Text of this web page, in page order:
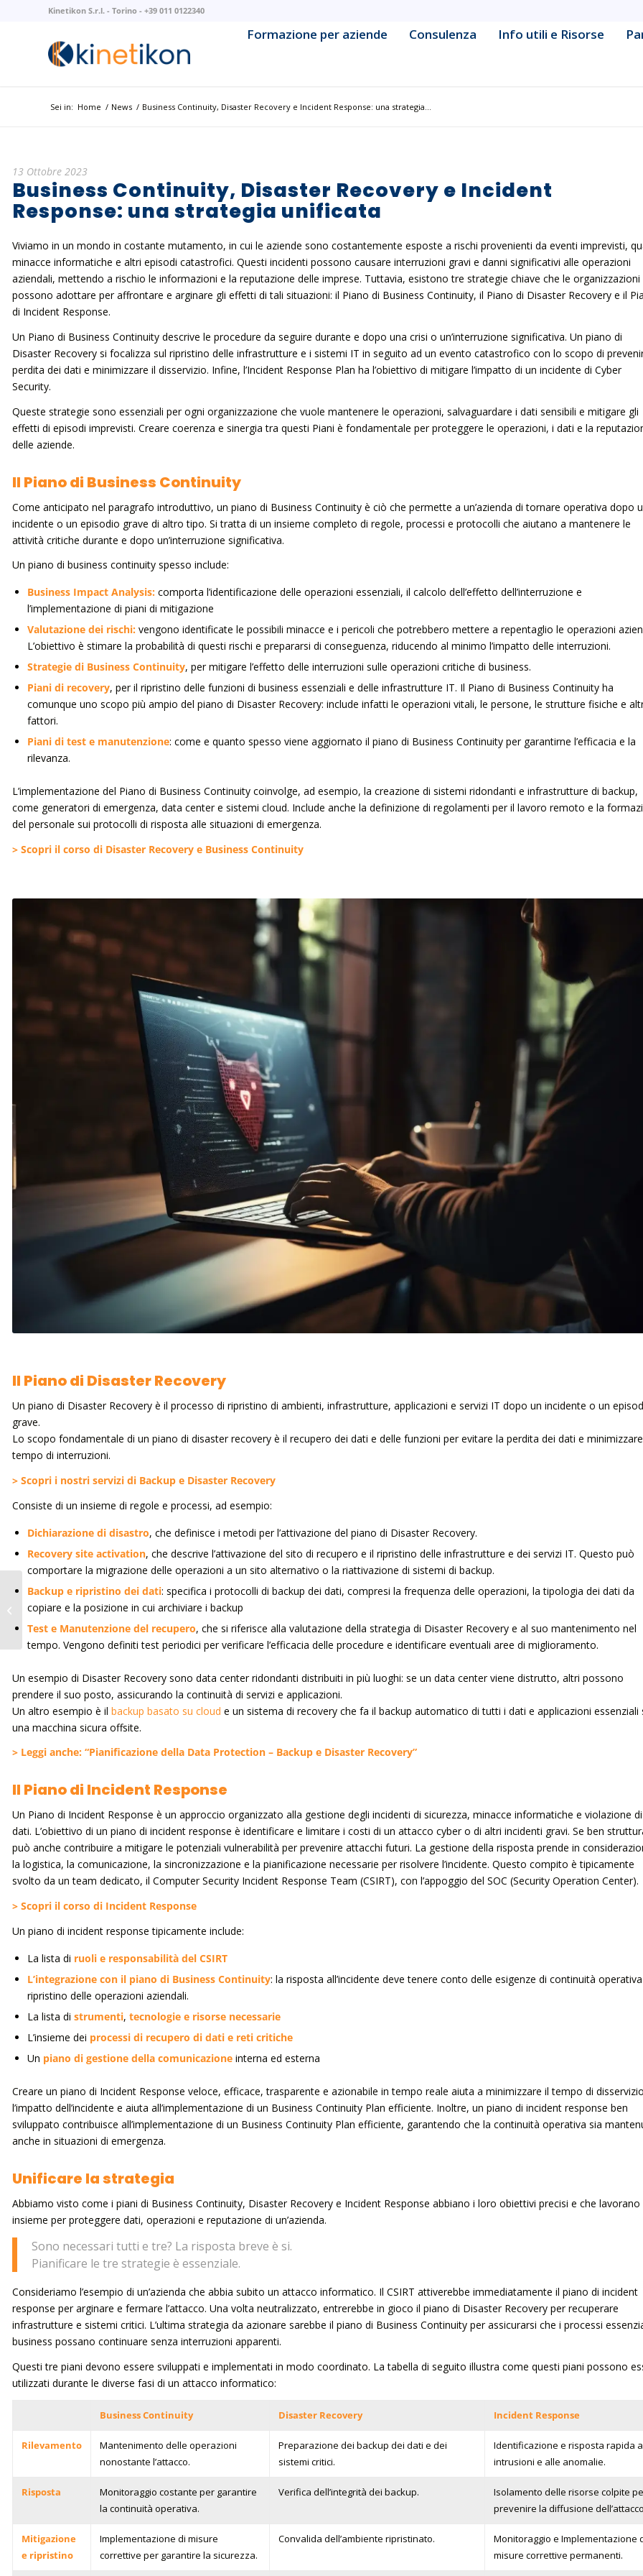
Kinetikon S.r.l. - Torino - +39 011 0122340
Formazione per aziende
AI Literacy & Strategy
Cloud Native & Container Management
Cybersecurity Fundamentals
Digital Marketing
Governance & Compliance
Consulenza Info utili e Risorse
Sei in: Home / News / Business Continuity, Disaster Recovery e Incident Response: una strategia...
13 Ottobre 2023
Business Continuity, Disaster Recovery e Incident
Response: una strategia unificata
Viviamo in un mondo in costante mutamento, in cui le aziende sono costantemente esposte a rischi provenienti da eventi imprevisti,
minacce informatiche e altri episodi catastrofici. Questi incidenti possono causare interruzioni gravi e danni significativi alle operazioni
aziendali, mettendo a rischio le informazioni e la reputazione delle imprese. Tuttavia, esistono tre strategie chiave che le organizzazioni
possono adottare per affrontare e arginare gli effetti di tali situazioni: il Piano di Business Continuity, il Piano di Disaster Recovery e il
di Incident Response.
Un Piano di Business Continuity descrive le procedure da seguire durante e dopo una crisi o un’interruzione significativa. Un piano di
Disaster Recovery si focalizza sul ripristino delle infrastrutture e i sistemi IT in seguito ad un evento catastrofico con lo scopo di
perdita dei dati e minimizzare il disservizio. Infine, l’Incident Response Plan ha l’obiettivo di mitigare l’impatto di un incidente di Cyber
Security.
Queste strategie sono essenziali per ogni organizzazione che vuole mantenere le operazioni, salvaguardare i dati sensibili e mitigare gli
effetti di episodi imprevisti. Creare coerenza e sinergia tra questi Piani è fondamentale per proteggere le operazioni, i dati e la
delle aziende.
Il Piano di Business Continuity
Come anticipato nel paragrafo introduttivo, un piano di Business Continuity è ciò che permette a un’azienda di tornare operativa dopo
incidente o un episodio grave di altro tipo. Si tratta di un insieme completo di regole, processi e protocolli che aiutano a mantenere le
attività critiche durante e dopo un’interruzione significativa.
Un piano di business continuity spesso include:
Business Impact Analysis: comporta l’identificazione delle operazioni essenziali, il calcolo dell’effetto dell’interruzione e
l’implementazione di piani di mitigazione
Valutazione dei rischi: vengono identificate le possibili minacce e i pericoli che potrebbero mettere a repentaglio le operazioni
L’obiettivo è stimare la probabilità di questi rischi e prepararsi di conseguenza, riducendo al minimo l’impatto delle interruzioni.
Strategie di Business Continuity, per mitigare l’effetto delle interruzioni sulle operazioni critiche di business.
Piani di recovery, per il ripristino delle funzioni di business essenziali e delle infrastrutture IT. Il Piano di Business Continuity ha
comunque uno scopo più ampio del piano di Disaster Recovery: include infatti le operazioni vitali, le persone, le strutture fisiche e
fattori.
Piani di test e manutenzione: come e quanto spesso viene aggiornato il piano di Business Continuity per garantirne l’efficacia e la
rilevanza.
L’implementazione del Piano di Business Continuity coinvolge, ad esempio, la creazione di sistemi ridondanti e infrastrutture di backup,
come generatori di emergenza, data center e sistemi cloud. Include anche la definizione di regolamenti per il lavoro remoto e la
del personale sui protocolli di risposta alle situazioni di emergenza.
> Scopri il corso di Disaster Recovery e Business Continuity
Il Piano di Disaster Recovery
Un piano di Disaster Recovery è il processo di ripristino di ambienti, infrastrutture, applicazioni e servizi IT dopo un incidente o un
grave.
Lo scopo fondamentale di un piano di disaster recovery è il recupero dei dati e delle funzioni per evitare la perdita dei dati e
tempo di interruzioni.
> Scopri i nostri servizi di Backup e Disaster Recovery
Consiste di un insieme di regole e processi, ad esempio:
Dichiarazione di disastro, che definisce i metodi per l’attivazione del piano di Disaster Recovery.
Recovery site activation, che descrive l’attivazione del sito di recupero e il ripristino delle infrastrutture e dei servizi IT. Questo può
comportare la migrazione delle operazioni a un sito alternativo o la riattivazione di sistemi di backup.
Backup e ripristino dei dati: specifica i protocolli di backup dei dati, compresi la frequenza delle operazioni, la tipologia dei dati da
copiare e la posizione in cui archiviare i backup
Test e Manutenzione del recupero, che si riferisce alla valutazione della strategia di Disaster Recovery e al suo mantenimento nel
tempo. Vengono definiti test periodici per verificare l’efficacia delle procedure e identificare eventuali aree di miglioramento.
Un esempio di Disaster Recovery sono data center ridondanti distribuiti in più luoghi: se un data center viene distrutto, altri possono
prendere il suo posto, assicurando la continuità di servizi e applicazioni.
Un altro esempio è il backup basato su cloud e un sistema di recovery che fa il backup automatico di tutti i dati e applicazioni essenziali
una macchina sicura offsite.
> Leggi anche: “Pianificazione della Data Protection – Backup e Disaster Recovery”
Il Piano di Incident Response
Un Piano di Incident Response è un approccio organizzato alla gestione degli incidenti di sicurezza, minacce informatiche e violazione di
dati. L’obiettivo di un piano di incident response è identificare e limitare i costi di un attacco cyber o di altri incidenti gravi. Se ben
può anche contribuire a mitigare le potenziali vulnerabilità per prevenire attacchi futuri. La gestione della risposta prende in
la logistica, la comunicazione, la sincronizzazione e la pianificazione necessarie per risolvere l’incidente. Questo compito è tipicamente
svolto da un team dedicato, il Computer Security Incident Response Team (CSIRT), con l’appoggio del SOC (Security Operation Center).
> Scopri il corso di Incident Response
Un piano di incident response tipicamente include:
La lista di ruoli e responsabilità del CSIRT
L’integrazione con il piano di Business Continuity: la risposta all’incidente deve tenere conto delle esigenze di continuità
ripristino delle operazioni aziendali.
La lista di strumenti, tecnologie e risorse necessarie
L’insieme dei processi di recupero di dati e reti critiche
Un piano di gestione della comunicazione interna ed esterna
Creare un piano di Incident Response veloce, efficace, trasparente e azionabile in tempo reale aiuta a minimizzare il tempo di
l’impatto dell’incidente e aiuta all’implementazione di un Business Continuity Plan efficiente. Inoltre, un piano di incident response ben
sviluppato contribuisce all’implementazione di un Business Continuity Plan efficiente, garantendo che la continuità operativa sia
anche in situazioni di emergenza.
Unificare la strategia
Abbiamo visto come i piani di Business Continuity, Disaster Recovery e Incident Response abbiano i loro obiettivi precisi e che lavorano
insieme per proteggere dati, operazioni e reputazione di un’azienda.
Sono necessari tutti e tre? La risposta breve è si.
Pianificare le tre strategie è essenziale.
Consideriamo l’esempio di un’azienda che abbia subito un attacco informatico. Il CSIRT attiverebbe immediatamente il piano di incident
response per arginare e fermare l’attacco. Una volta neutralizzato, entrerebbe in gioco il piano di Disaster Recovery per recuperare
infrastrutture e sistemi critici. L’ultima strategia da azionare sarebbe il piano di Business Continuity per assicurarsi che i processi
business possano continuare senza interruzioni apparenti.
Questi tre piani devono essere sviluppati e implementati in modo coordinato. La tabella di seguito illustra come questi piani possono
utilizzati durante le diverse fasi di un attacco informatico:
Business Continuity Disaster Recovery Incident Response
Rilevamento
Mantenimento delle operazioni
nonostante l’attacco.
Preparazione dei backup dei dati e dei
sistemi critici.
Identificazione e risposta rapida
intrusioni e alle anomalie.
Risposta
Monitoraggio costante per garantire
la continuità operativa.
Verifica dell’integrità dei backup.
Isolamento delle risorse colpite
prevenire la diffusione
Mitigazione
e ripristino
Implementazione di misure
correttive per garantire la sicurezza.
Convalida dell’ambiente ripristinato.
Monitoraggio e Implementazione
misure correttive permanenti.
Malware e Malware
Analysis: tipologie e
strumenti open source